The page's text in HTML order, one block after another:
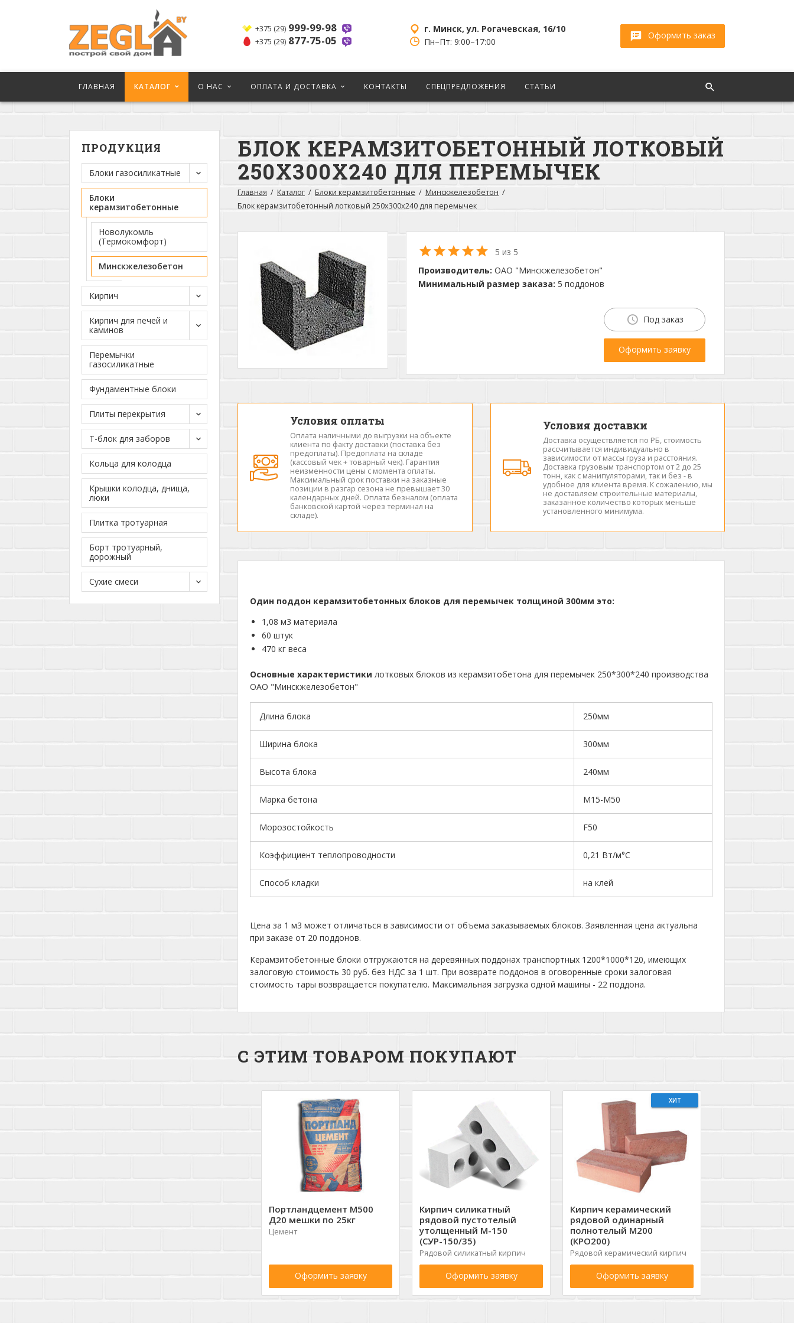
+375 (29) 999-99-98
+375 (29) 877-75-05
г. Минск, ул. Рогачевская, 16/10
Пн–Пт: 9:00–17:00
Оформить заказ
ГЛАВНАЯ КАТАЛОГ О НАС ОПЛАТА И ДОСТАВКА КОНТАКТЫ СПЕЦПРЕДЛОЖЕНИЯ СТАТЬИ
ПРОДУКЦИЯ
Блоки газосиликатные
Блоки
керамзитобетонные
Новолукомль
(Термокомфорт)
Минскжелезобетон
Кирпич
Кирпич для печей и
каминов
Перемычки
газосиликатные
Фундаментные блоки
Плиты перекрытия
Т-блок для заборов
Кольца для колодца
Крышки колодца, днища,
люки
Плитка тротуарная
Борт тротуарный,
дорожный
Сухие смеси
БЛОК КЕРАМЗИТОБЕТОННЫЙ ЛОТКОВЫЙ
250Х300Х240 ДЛЯ ПЕРЕМЫЧЕК
Главная Каталог Блоки керамзитобетонные
Минскжелезобетон
Блок керамзитобетонный лотковый 250х300х240 для перемычек
5 из 5
Производитель: ОАО "Минскжелезобетон"
Минимальный размер заказа: 5 поддонов
Под заказ
Оформить заявку
Условия оплаты
Оплата наличными до выгрузки на объекте
клиента по факту доставки (поставка без
предоплаты). Предоплата на складе
(кассовый чек + товарный чек). Гарантия
неизменности цены с момента оплаты.
Максимальный срок поставки на заказные
позиции в разгар сезона не превышает 30
календарных дней. Оплата безналом (оплата
банковской картой через терминал на
складе).
Условия доставки
Доставка осуществляется по РБ, стоимость
рассчитывается индивидуально в
зависимости от массы груза и расстояния.
Доставка грузовым транспортом от 2 до 25
тонн, как с манипуляторами, так и без - в
удобное для клиента время. К сожалению, мы
не доставляем строительные материалы,
заказанное количество которых меньше
установленного минимума.
Один поддон керамзитобетонных блоков для перемычек толщиной 300мм это:
1,08 м3 материала
60 штук
470 кг веса
Основные характеристики лотковых блоков из керамзитобетона для перемычек 250*300*240 производства
ОАО "Минскжелезобетон"
Длина блока 250мм
Ширина блока 300мм
Высота блока 240мм
Марка бетона М15-М50
Морозостойкость F50
Коэффициент теплопроводности 0,21 Вт/м°C
Способ кладки на клей
Цена за 1 м3 может отличаться в зависимости от объема заказываемых блоков. Заявленная цена актуальна
при заказе от 20 поддонов.
Керамзитобетонные блоки отгружаются на деревянных поддонах транспортных 1200*1000*120, имеющих
залоговую стоимость 30 руб. без НДС за 1 шт. При возврате поддонов в оговоренные сроки залоговая
стоимость тары возвращается покупателю. Максимальная загрузка одной машины - 22 поддона.
С ЭТИМ ТОВАРОМ ПОКУПАЮТ
Портландцемент М500
Д20 мешки по 25кг
Цемент
Оформить заявку
Кирпич силикатный
рядовой пустотелый
утолщенный М-150
(СУР-150/35)
Рядовой силикатный кирпич
Оформить заявку
ХИТ
Кирпич керамический
рядовой одинарный
полнотелый М200
(КРО200)
Рядовой керамический кирпич
Оформить заявку